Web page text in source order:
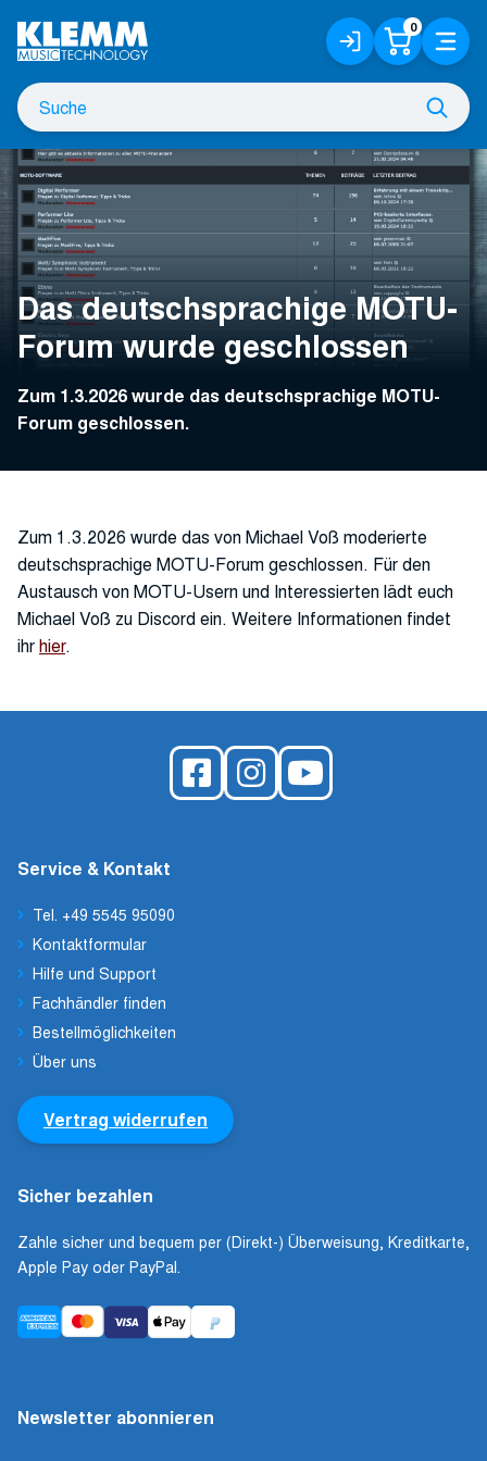
Hauptinhalt
Suche
nach
Anmelden
/
Registrieren
0 Menü
Das deutschsprachige MOTU-
Forum wurde geschlossen
Zum 1.3.2026 wurde das deutschsprachige MOTU-
Forum geschlossen.
Zum 1.3.2026 wurde das von Michael Voß moderierte
deutschsprachige MOTU-Forum geschlossen. Für den
Austausch von MOTU-Usern und Interessierten lädt euch
Michael Voß zu Discord ein. Weitere Informationen findet
ihrhier.
Service & Kontakt
Tel. +49 5545 95090
Kontaktformular
Hilfe und Support
Fachhändler finden
Bestellmöglichkeiten
Über uns
Vertrag widerrufen
Sicher bezahlen
Zahle sicher und bequem per (Direkt-) Überweisung, Kreditkarte,
Apple Pay oder PayPal.
Newsletter abonnieren